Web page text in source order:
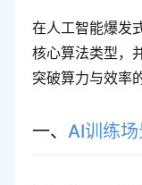
在人工智能爆发
核心算法类型，
突破算力与效率
一、AI训练